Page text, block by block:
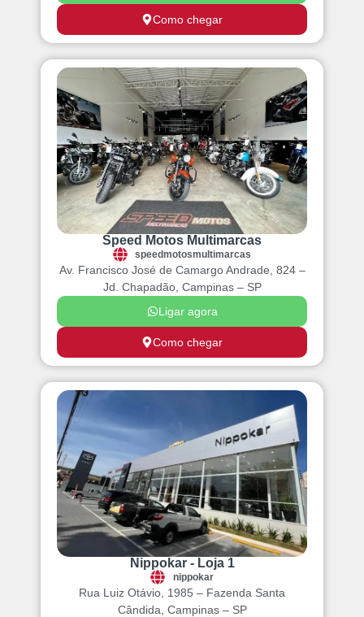
Como chegar
Speed Motos Multimarcas
speedmotosmultimarcas
Como chegar
Ligar agora
Av. Francisco José de Camargo Andrade, 824 –
Jd. Chapadão, Campinas – SP
Nippokar - Loja 1
nippokar
Rua Luiz Otávio, 1985 – Fazenda Santa
Cândida, Campinas – SP